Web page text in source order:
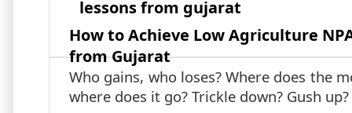
How to Achieve Low Agriculture
from Gujarat
Who gains, who loses? Where does the
where does it go? Trickle down? Gush